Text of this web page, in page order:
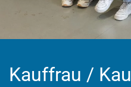
Kauffrau /